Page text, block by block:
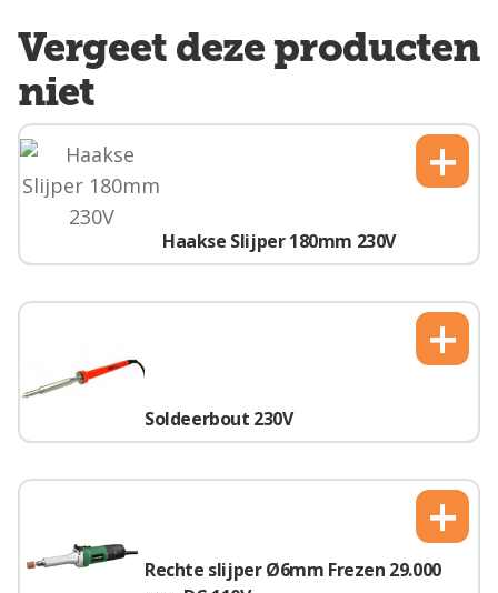
Vergeet deze producten
niet
Haakse Slijper 180mm 230V
+
Soldeerbout 230V
+
Rechte slijper Ø6mm Frezen 29.000
+